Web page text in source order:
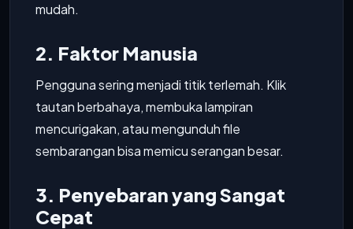
mudah.
2. Faktor Manusia
Pengguna sering menjadi titik terlemah. Klik
tautan berbahaya, membuka lampiran
mencurigakan, atau mengunduh file
sembarangan bisa memicu serangan besar.
3. Penyebaran yang Sangat
Cepat